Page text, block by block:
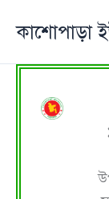
কাশোপাড়া